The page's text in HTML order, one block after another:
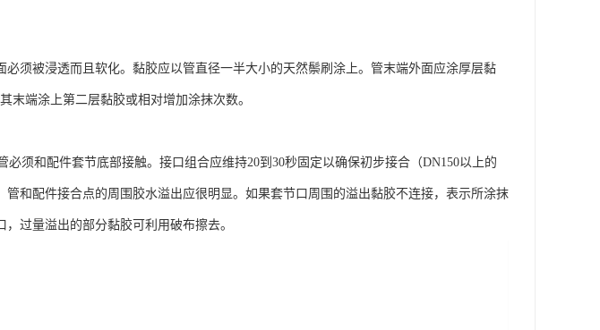
须被浸透而且软化。黏胶应以管直径一半大小的天然鬃刷涂上。管末端外面应涂厚层黏
末端涂上第二层黏胶或相对增加涂抹次数。
须和配件套节底部接触。接口组合应维持20到30秒固定以确保初步接合（DN150以上的
和配件接合点的周围胶水溢出应很明显。如果套节口周围的溢出黏胶不连接，表示所涂抹
过量溢出的部分黏胶可利用破布擦去。